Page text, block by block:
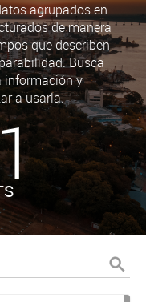
agrupados en
de manera
que describen
Busca
información y
a usarla.